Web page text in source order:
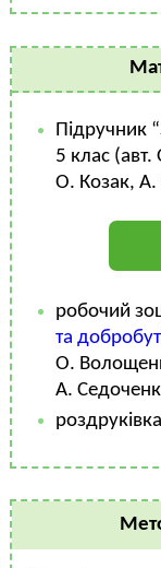
Підручник
5 клас
О. Козак, А.
робочий
та
О.
А.